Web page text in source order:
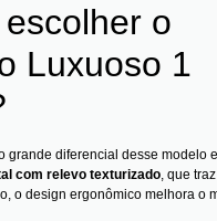
o
Luxuoso 1
grande diferencial desse modelo
com relevo texturizado , que
o design ergonômico melhora o